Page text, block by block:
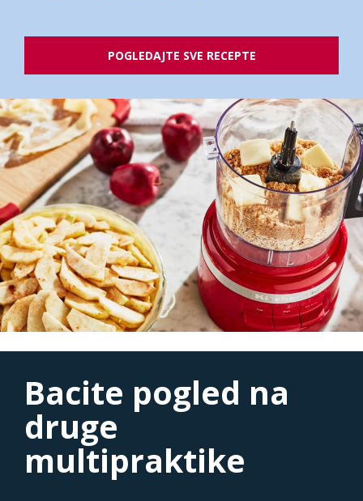
POGLEDAJTE SVE RECEPTE
Bacite pogled na
druge
multipraktike